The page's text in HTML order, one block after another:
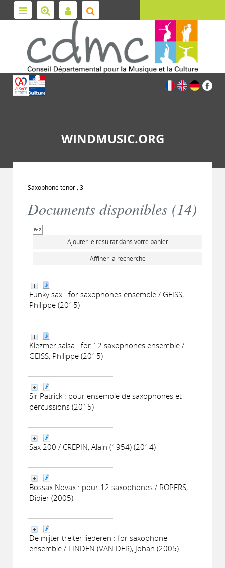
WINDMUSIC.ORG
Saxophone ténor ; 3
Documents disponibles (14)
Ajouter le résultat dans votre panier
Affiner la recherche
Funky sax : for saxophones ensemble / GEISS,
Philippe (2015)
Klezmer salsa : for 12 saxophones ensemble /
GEISS, Philippe (2015)
Sir Patrick : pour ensemble de saxophones et
percussions (2015)
Sax 200 / CREPIN, Alain (1954) (2014)
Bossax Novax : pour 12 saxophones / ROPERS,
Didier (2005)
De mijter treiter liederen : for saxophone
ensemble / LINDEN (VAN DER), Johan (2005)